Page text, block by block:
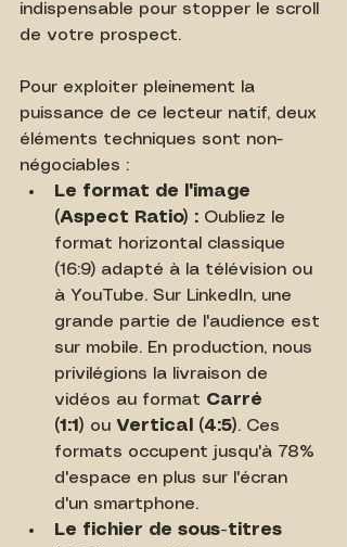
indispensable pour stopper le scroll
de votre prospect.
Pour exploiter pleinement la
puissance de ce lecteur natif, deux
éléments techniques sont non-
négociables :
Le format de l'image
(Aspect Ratio) : Oubliez le
format horizontal classique
(16:9) adapté à la télévision ou
à YouTube. Sur LinkedIn, une
grande partie de l'audience est
sur mobile. En production, nous
privilégions la livraison de
vidéos au format Carré
(1:1) ou Vertical (4:5). Ces
formats occupent jusqu'à 78%
d'espace en plus sur l'écran
d'un smartphone.
Le fichier de sous-titres